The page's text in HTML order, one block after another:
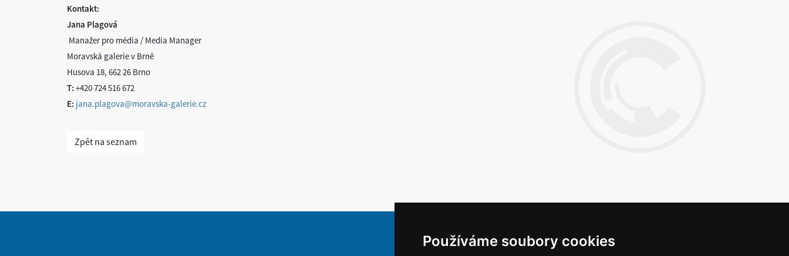
Používáme soubory cookies
Kontakt:
Jana Plagová
Manažer pro média / Media Manager
Moravská galerie v Brně
Husova 18, 662 26 Brno
T: +420 724 516 672
E: jana.plagova@moravska-galerie.cz